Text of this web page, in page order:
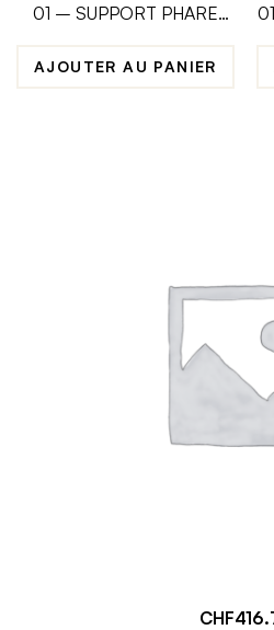
01 – SUPPORT PHARE
AJOUTER AU PANIER
CHF